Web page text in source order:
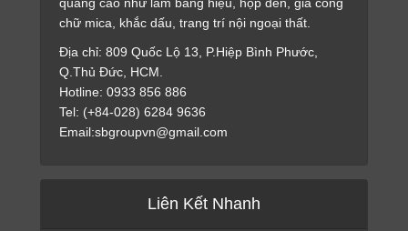
chữ mica, khắc dấu, trang trí nội ngoại thất.
Địa chỉ: 809 Quốc Lộ 13, P.Hiệp Bình Phước,
Q.Thủ Đức, HCM.
Hotline: 0933 856 886
Tel: (+84-028) 6284 9636
Email:sbgroupvn@gmail.com
Liên Kết Nhanh